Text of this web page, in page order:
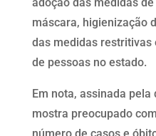
máscara, higienização
das medidas restritivas
de pessoas no estado.
Em nota, assinada pela
mostra preocupado